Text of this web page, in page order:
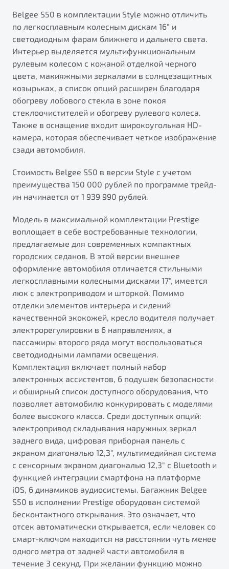
Belgee S50 в комплектации Style можно отличить
по легкосплавным колесным дискам 16" и
светодиодным фарам ближнего и дальнего света.
Интерьер выделяется мультифункциональным
рулевым колесом с кожаной отделкой черного
цвета, макияжными зеркалами в солнцезащитных
козырьках, а список опций расширен благодаря
обогреву лобового стекла в зоне покоя
стеклоочистителей и обогреву рулевого колеса.
Также в оснащение входит широкоугольная HD-
камера, которая обеспечивает четкое изображение
сзади автомобиля.
Стоимость Belgee S50 в версии Style с учетом
преимущества 150 000 рублей по программе трейд-
ин начинается от 1 939 990 рублей.
Модель в максимальной комплектации Prestige
воплощает в себе востребованные технологии,
предлагаемые для современных компактных
городских седанов. В этой версии внешнее
оформление автомобиля отличается стильными
легкосплавными колесными дисками 17", имеется
люк с электроприводом и шторкой. Помимо
отделки элементов интерьера и сидений
качественной экокожей, кресло водителя получает
электрорегулировки в 6 направлениях, а
пассажиры второго ряда могут воспользоваться
светодиодными лампами освещения.
Комплектация включает полный набор
электронных ассистентов, 6 подушек безопасности
и обширный список доступного оборудования, что
позволяет автомобилю конкурировать с моделями
более высокого класса. Среди доступных опций:
электропривод складывания наружных зеркал
заднего вида, цифровая приборная панель с
экраном диагональю 12,3", мультимедийная система
с сенсорным экраном диагональю 12,3" с Bluetooth и
функцией интеграции смартфона на платформе
iOS, 6 динамиков аудиосистемы. Багажник Belgee
S50 в исполнении Prestige оборудован системой
бесконтактного открывания. Это означает, что
отсек автоматически открывается, если человек со
смарт-ключом находится на расстоянии чуть менее
одного метра от задней части автомобиля в
течение 3 секунд. При желании функцию можно